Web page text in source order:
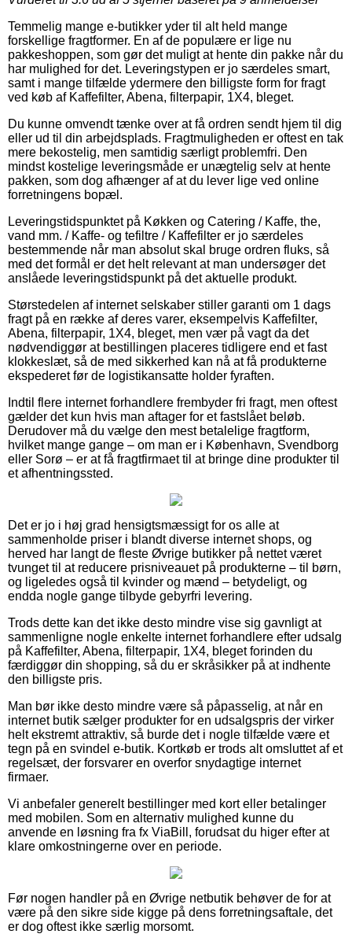
Temmelig mange e-butikker yder til alt held mange
forskellige fragtformer. En af de populære er lige nu
pakkeshoppen, som gør det muligt at hente din pakke når du
har mulighed for det. Leveringstypen er jo særdeles smart,
samt i mange tilfælde ydermere den billigste form for fragt
ved køb af Kaffefilter, Abena, filterpapir, 1X4, bleget.
Du kunne omvendt tænke over at få ordren sendt hjem til dig
eller ud til din arbejdsplads. Fragtmuligheden er oftest en tak
mere bekostelig, men samtidig særligt problemfri. Den
mindst kostelige leveringsmåde er unægtelig selv at hente
pakken, som dog afhænger af at du lever lige ved online
forretningens bopæl.
Leveringstidspunktet på Køkken og Catering / Kaffe, the,
vand mm. / Kaffe- og tefiltre / Kaffefilter er jo særdeles
bestemmende når man absolut skal bruge ordren fluks, så
med det formål er det helt relevant at man undersøger det
anslåede leveringstidspunkt på det aktuelle produkt.
Størstedelen af internet selskaber stiller garanti om 1 dags
fragt på en række af deres varer, eksempelvis Kaffefilter,
Abena, filterpapir, 1X4, bleget, men vær på vagt da det
nødvendiggør at bestillingen placeres tidligere end et fast
klokkeslæt, så de med sikkerhed kan nå at få produkterne
ekspederet før de logistikansatte holder fyraften.
Indtil flere internet forhandlere frembyder fri fragt, men oftest
gælder det kun hvis man aftager for et fastslået beløb.
Derudover må du vælge den mest betalelige fragtform,
hvilket mange gange – om man er i København, Svendborg
eller Sorø – er at få fragtfirmaet til at bringe dine produkter til
et afhentningssted.
Det er jo i høj grad hensigtsmæssigt for os alle at
sammenholde priser i blandt diverse internet shops, og
herved har langt de fleste Øvrige butikker på nettet været
tvunget til at reducere prisniveauet på produkterne – til børn,
og ligeledes også til kvinder og mænd – betydeligt, og
endda nogle gange tilbyde gebyrfri levering.
Trods dette kan det ikke desto mindre vise sig gavnligt at
sammenligne nogle enkelte internet forhandlere efter udsalg
på Kaffefilter, Abena, filterpapir, 1X4, bleget forinden du
færdiggør din shopping, så du er skråsikker på at indhente
den billigste pris.
Man bør ikke desto mindre være så påpasselig, at når en
internet butik sælger produkter for en udsalgspris der virker
helt ekstremt attraktiv, så burde det i nogle tilfælde være et
tegn på en svindel e-butik. Kortkøb er trods alt omsluttet af et
regelsæt, der forsvarer en overfor snydagtige internet
firmaer.
Vi anbefaler generelt bestillinger med kort eller betalinger
med mobilen. Som en alternativ mulighed kunne du
anvende en løsning fra fx ViaBill, forudsat du higer efter at
klare omkostningerne over en periode.
Før nogen handler på en Øvrige netbutik behøver de for at
være på den sikre side kigge på dens forretningsaftale, det
er dog oftest ikke særlig morsomt.